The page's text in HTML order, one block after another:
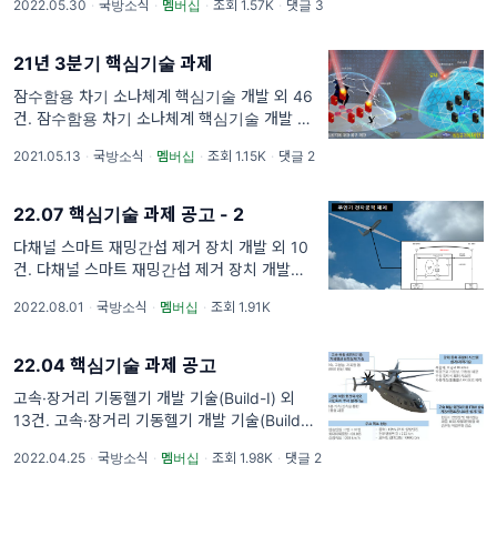
2022.05.30 · 국방소식 · 멤버십 · 조회 1.57K · 댓글 3
21년 3분기 핵심기술 과제
잠수함용 차기 소나체계 핵심기술 개발 외 46
건. 잠수함용 차기 소나체계 핵심기술 개발 (선
2021.05.13 · 국방소식 · 멤버십 · 조회 1.15K · 댓글 2
22.07 핵심기술 과제 공고 - 2
다채널 스마트 재밍간섭 제거 장치 개발 외 10
건. 다채널 스마트 재밍간섭 제거 장치 개발
2022.08.01 · 국방소식 · 멤버십 · 조회 1.91K
22.04 핵심기술 과제 공고
고속·장거리 기동헬기 개발 기술(Build-I) 외
13건. 고속·장거리 기동헬기 개발 기술(Build-
2022.04.25 · 국방소식 · 멤버십 · 조회 1.98K · 댓글 2